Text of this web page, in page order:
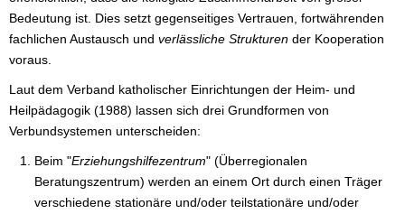
Bedeutung ist. Dies setzt gegenseitiges Vertrauen, fortwährenden
fachlichen Austausch und verlässliche Strukturen der Kooperation
voraus.
Laut dem Verband katholischer Einrichtungen der Heim- und
Heilpädagogik (1988) lassen sich drei Grundformen von
Verbundsystemen unterscheiden:
Beim "Erziehungshilfezentrum" (Überregionalen
Beratungszentrum) werden an einem Ort durch einen Träger
verschiedene stationäre und/oder teilstationäre und/oder